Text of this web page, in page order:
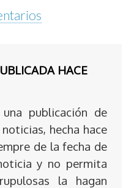
HACE
publicación de
hecha hace
de la fecha de
y no permita
la hagan